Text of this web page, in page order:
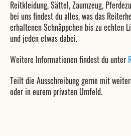
Reitkleidung, Sättel, Zaumzeug,
bei uns findest du alles, was das
erhaltenen Schnäppchen bis zu echten
und jeden etwas dabei.
Weitere Informationen findest du unter
Teilt die Ausschreibung gerne mit
oder in eurem privaten Umfeld.